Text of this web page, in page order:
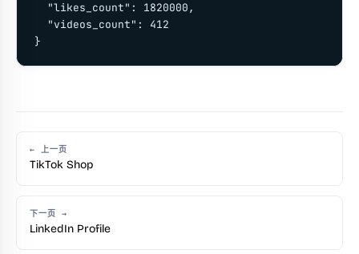
  "likes_count": 1820000,
  "videos_count": 412
}
← 上一页
TikTok Shop
下一页 →
LinkedIn Profile